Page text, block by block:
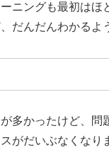
ニングも最初はほ
だんだんわかるよ
多かったけど、問
がだいぶなくなり